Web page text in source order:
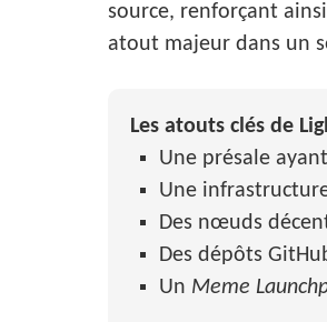
source, renforçant
atout majeur dans un
Les atouts clés de
Une présale
Une
Des nœuds
Des dépôts
Un Meme